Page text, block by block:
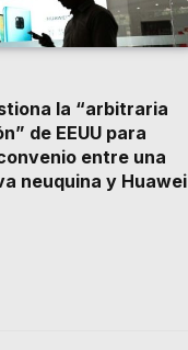
la “arbitraria
de EEUU para
entre una
neuquina y Huawei